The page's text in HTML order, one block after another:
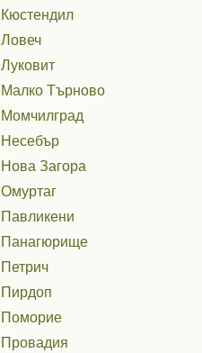
Кюстендил
Ловеч
Луковит
Малко Търново
Момчилград
Несебър
Нова Загора
Омуртаг
Павликени
Панагюрище
Петрич
Пирдоп
Поморие
Провадия